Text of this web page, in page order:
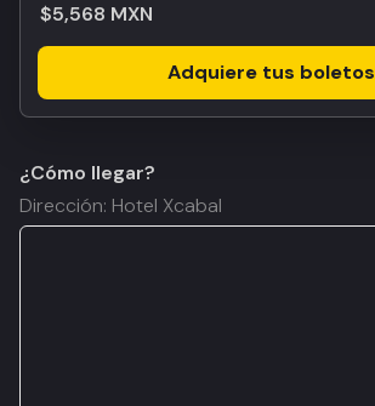
$5,568 MXN
Adquiere tus boletos
¿Cómo llegar?
Dirección: Hotel Xcabal